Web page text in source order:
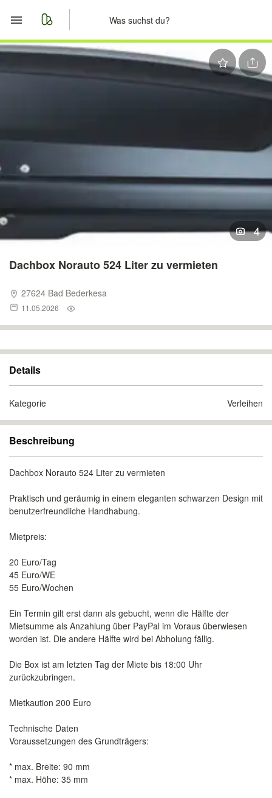
Start
Anzeige aufgeben
4
Dachbox Norauto 524 Liter zu vermieten
27624 Bad Bederkesa
11.05.2026
Details
Kategorie Verleihen
Beschreibung
Dachbox Norauto 524 Liter zu vermieten
Praktisch und geräumig in einem eleganten schwarzen Design mit
benutzerfreundliche Handhabung.
Mietpreis:
20 Euro/Tag
45 Euro/WE
55 Euro/Wochen
Ein Termin gilt erst dann als gebucht, wenn die Hälfte der
Mietsumme als Anzahlung über PayPal im Voraus überwiesen
worden ist. Die andere Hälfte wird bei Abholung fällig.
Die Box ist am letzten Tag der Miete bis 18:00 Uhr
zurückzubringen.
Mietkaution 200 Euro
Technische Daten
Voraussetzungen des Grundträgers:
* max. Breite: 90 mm
* max. Höhe: 35 mm